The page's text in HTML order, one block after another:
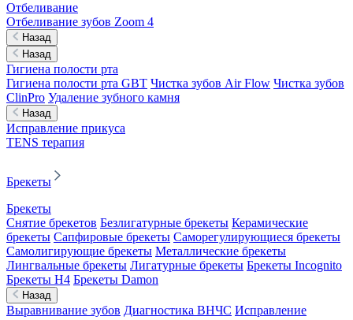
Отбеливание
Отбеливание зубов Zoom 4
Назад
Назад
Гигиена полости рта
Гигиена полости рта GBT Чистка зубов Air Flow Чистка зубов
ClinPro Удаление зубного камня
Назад
Исправление прикуса
TENS терапия
Брекеты
Брекеты
Снятие брекетов Безлигатурные брекеты Керамические
брекеты Сапфировые брекеты Саморегулирующиеся брекеты
Самолигирующие брекеты Металлические брекеты
Лингвальные брекеты Лигатурные брекеты Брекеты Incognito
Брекеты H4 Брекеты Damon
Назад
Выравнивание зубов Диагностика ВНЧС Исправление